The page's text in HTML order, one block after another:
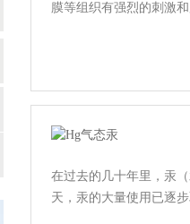
膜等组织有强烈的刺激
在过去的几十年里，汞
天，汞的大量使用已逐